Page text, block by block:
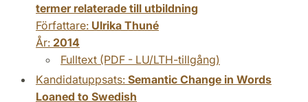
termer relaterade till utbildning
Författare: Ulrika Thuné
År: 2014
Fulltext (PDF - LU/LTH-tillgång)
Kandidatuppsats: Semantic Change in Words
Loaned to Swedish